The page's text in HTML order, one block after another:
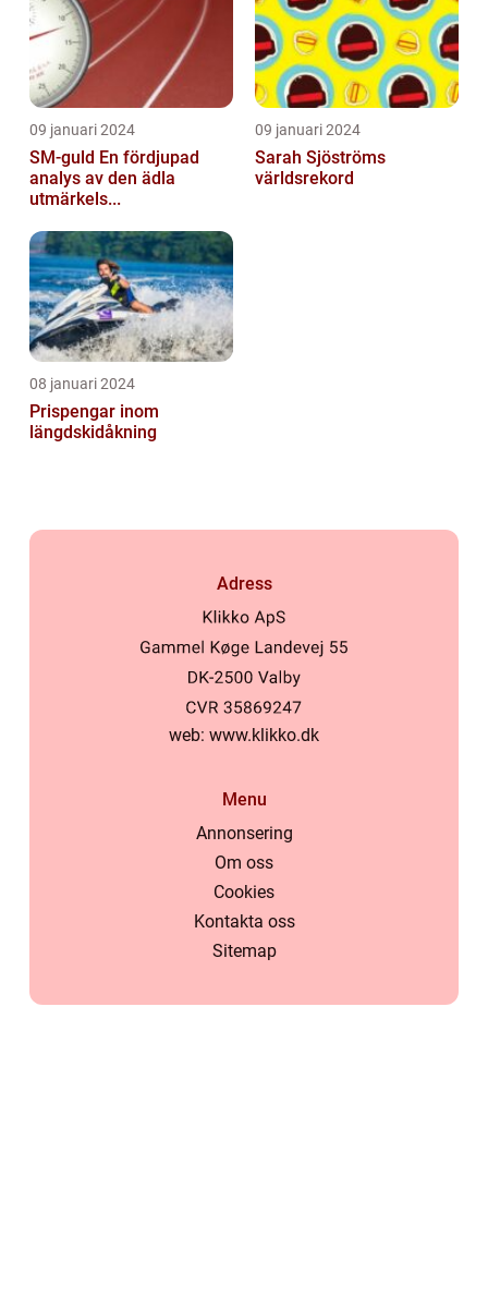
09 januari 2024
SM-guld En fördjupad
analys av den ädla
utmärkels...
09 januari 2024
Sarah Sjöströms
världsrekord
08 januari 2024
Prispengar inom
längdskidåkning
Adress
web: www.klikko.dk
Menu
Annonsering
Om oss
Cookies
Kontakta oss
Sitemap